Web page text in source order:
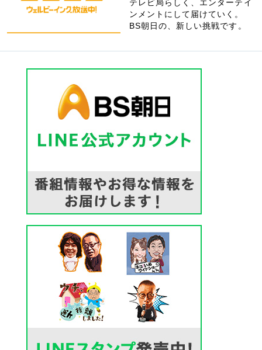
テレビ局らしく、エンターテイ
ンメントにして届けていく。
BS朝日の、新しい挑戦です。